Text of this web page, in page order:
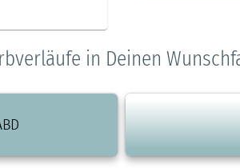
in Deinen